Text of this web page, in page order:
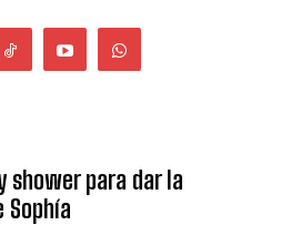
shower para dar la
Sophía